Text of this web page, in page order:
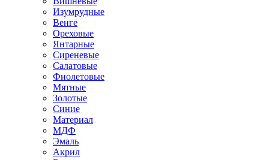
Изумрудные
Венге
Ореховые
Янтарные
Сиреневые
Салатовые
Фиолетовые
Мятные
Золотые
Синие
Материал
МДФ
Эмаль
Акрил